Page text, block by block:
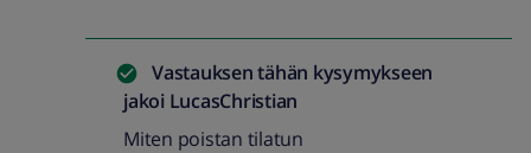
Vastauksen tähän kysymykseen
jakoi LucasChristian
Miten poistan tilatun